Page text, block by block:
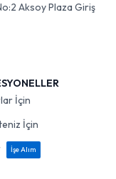
Aksoy Plaza Giriş
İçin
İçin
İşe Alım